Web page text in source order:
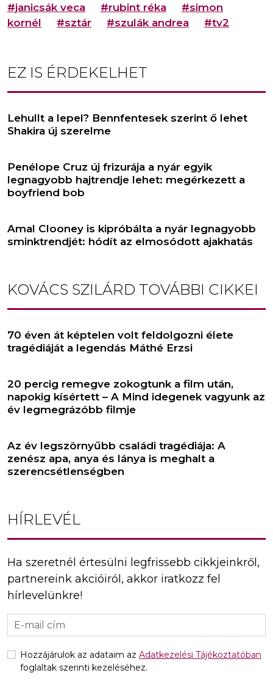
#janicsák veca #rubint réka
#simon
kornél
#sztár #szulák andrea #tv2
EZ IS ÉRDEKELHET
Lehullt a lepel? Bennfentesek szerint ő lehet
Shakira új szerelme
Penélope Cruz új frizurája a nyár egyik
legnagyobb hajtrendje lehet: megérkezett a
boyfriend bob
Amal Clooney is kipróbálta a nyár legnagyobb
sminktrendjét: hódít az elmosódott ajakhatás
KOVÁCS SZILÁRD TOVÁBBI CIKKEI
70 éven át képtelen volt feldolgozni élete
tragédiáját a legendás Máthé Erzsi
20 percig remegve zokogtunk a film után,
napokig kísértett – A Mind idegenek vagyunk az
év legmegrázóbb filmje
Az év legszörnyűbb családi tragédiája: A
zenész apa, anya és lánya is meghalt a
szerencsétlenségben
HÍRLEVÉL
Ha szeretnél értesülni legfrissebb cikkjeinkről,
partnereink akcióiról, akkor iratkozz fel
hírlevelünkre!
Hozzájárulok az adataim az Adatkezelési Tájékoztatóban
foglaltak szerinti kezeléséhez.